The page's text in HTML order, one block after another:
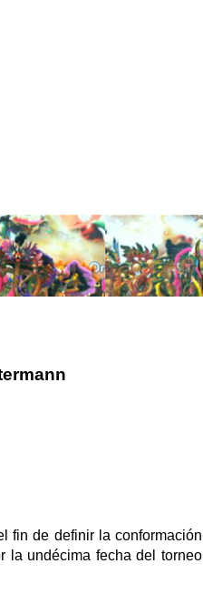
fin de definir la conformación
la undécima fecha del torneo